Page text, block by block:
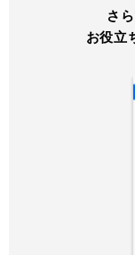
さ
お役立